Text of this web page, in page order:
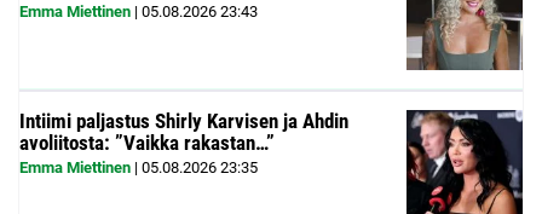
Emma Miettinen | 05.08.2026 23:43
Intiimi paljastus Shirly Karvisen ja Ahdin
avoliitosta: ”Vaikka rakastan…”
Emma Miettinen | 05.08.2026 23:35